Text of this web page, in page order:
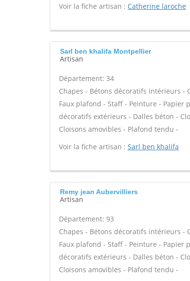
Voir la fiche artisan : Catherine laroche
Sarl ben khalifa Montpellier
Artisan
Département: 34
Chapes - Bétons décoratifs intérieurs -
Faux plafond - Staff - Peinture - Papier
décoratifs extérieurs - Dalles béton -
Cloisons amovibles - Plafond tendu -
Voir la fiche artisan : Sarl ben khalifa
Remy jean Aubervilliers
Artisan
Département: 93
Chapes - Bétons décoratifs intérieurs -
Faux plafond - Staff - Peinture - Papier
décoratifs extérieurs - Dalles béton -
Cloisons amovibles - Plafond tendu -